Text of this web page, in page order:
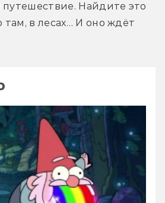
Найдите это
там, в лесах… И оно ждёт